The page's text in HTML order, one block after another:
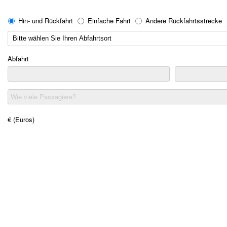
Hin- und Rückfahrt Einfache Fahrt Andere Rückfahrtsstrecke
Abfahrt
Wie viele Passagiere?
€ (Euros)